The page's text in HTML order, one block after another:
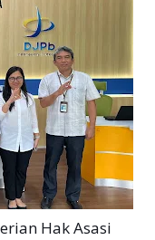
Hak Asasi